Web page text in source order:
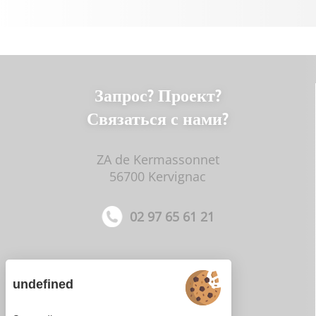
Запрос? Проект?
Связаться с нами?
ZA de Kermassonnet
56700 Kervignac
02 97 65 61 21
undefined